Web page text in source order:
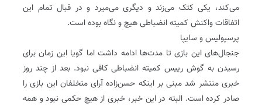
می‌کند، یکی کتک می‌زند و دیگری می‌میرد و در قبال تمام این
اتفاقات واکنش کمیته انضباطی هیچ و نگاه بوده است.
پرسپولیس و سایپا
جنجال‌های این بازی تا مدت‌ها ادامه داشت اما گویا این زمان برای
رسیدن به گوش رییس کمیته انضباطی کافی نبود. بعد از چند روز
خبری منتشر شد مبنی بر اینکه حسن‌زاده آرای متخلفان این بازی را
صادر کرده است. البته در این خبر، خبری از هیچ حکمی نبود و همه